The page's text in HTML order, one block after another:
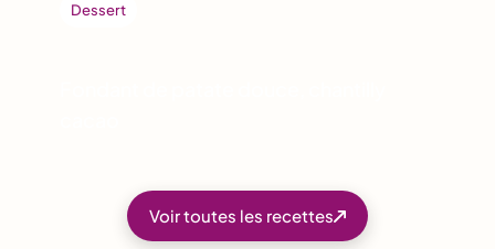
Dessert
Voir toutes les recettes